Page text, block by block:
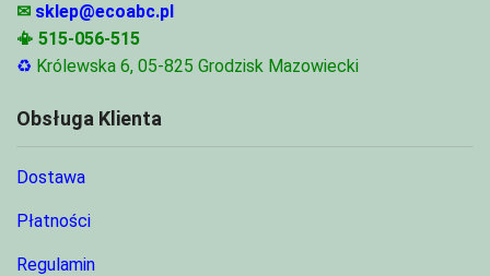
✉ sklep@ecoabc.pl
📳 515-056-515
♻ Królewska 6, 05-825 Grodzisk Mazowiecki
Obsługa Klienta
Dostawa
Płatności
Regulamin